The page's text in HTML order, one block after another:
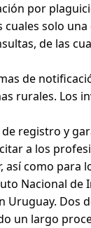
por
solo
de las
de
rurales. Los
registro y
a los
como para
Nacional
Dos
un largo